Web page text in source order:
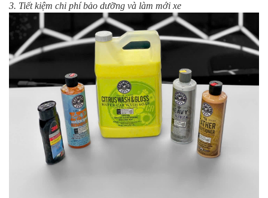
3. Tiết kiệm chi phí bảo dưỡng và làm mới xe